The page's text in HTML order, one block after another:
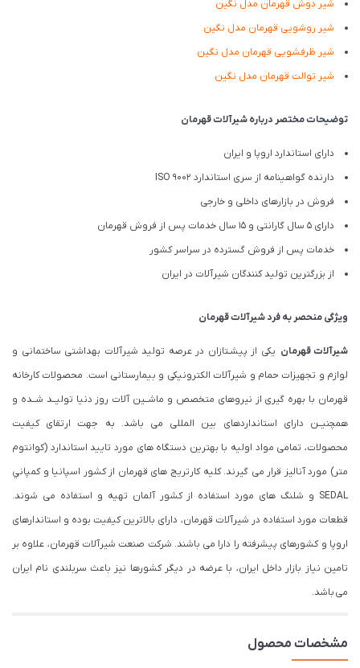
شیر دوش قهرمان مدل نگین
شیر روشویی قهرمان مدل نگین
شیر ظرفشویی قهرمان مدل نگین
شیر توالت قهرمان مدل نگین
توضیحات مختصر درباره شیرآلات قهرمان
دارای استاندارد اروپا و ایران
دارنده گواهینامه از سری استاندارد ISO 9002
فروش در بازارهای داخلی و خارجی
دارای 5 سال گارانتی و 15 سال خدمات پس از فروش قهرمان
خدمات پس از فروش گسترده در سراسر کشور
از بزرگترین تولید کنندگان شیرآلات در ایران
ویژگی منحصر به فرد شیرآلات قهرمان
شیرآلات قهرمان یکی از پیشـتازان در عرصه تولید شیرآلات بهداشتی ساختمانی و
لوازم و تجهیزات حمام و شیرآلات الکترونیکی و بیمارستانی است. محصولات کارخانه
قهرمان با بهره گیری از نیروهای متخصص و ماشــین آلات روز دنیا تولیــد شــده و
همچنیــن دارای استانداردهای بین المللی می باشد. به جهت ارتقای کیفیت
محصولات، تمامی مواد اولیه با بهترین دستگاه های مورد تایید استاندارد (كوانتوم
متر) مورد آنالیز قرار می گیرند. كليه كارتريج های قهرمان از كشور اسپانيا و كمپاني
SEDAL و شلنگ های مورد استفاده از کشور آلمان تهیه و استفاده می شوند.
قطعات مورد استفاده در شیرآلات قهرمان، دارای بالاترین کیفیت بوده و استاندارهای
اروپا و کشورهای پیشرفته را دارا می باشند. شرکت صنعت شیرآلات قهرمان، علاوه بر
تامین نیاز بازار داخل ایران، با عرضه در دیگر کشورها نیز باعث سربلندی نام ایران
می باشد.
مشخصات محصول